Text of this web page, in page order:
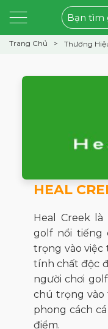
Trang Chủ Thương
HEAL
Heal Creek
golf nổi tiếng
trọng vào việc
tính chất độc
người chơi
chú trọng vào
phong cách
điểm.